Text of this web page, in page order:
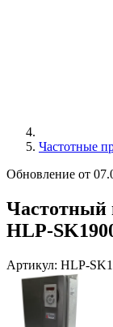
Частотные
Обновление от
Частотный
HLP-
Артикул: HLP-